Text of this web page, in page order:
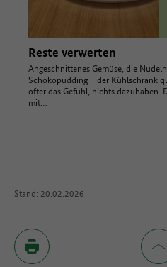
Reste verwerten
Angeschnittenes Gemüse, die
Schokopudding – der Kühlschrank
öfter das Gefühl, nichts dazuhaben.
mit…
Stand: 20.02.2026